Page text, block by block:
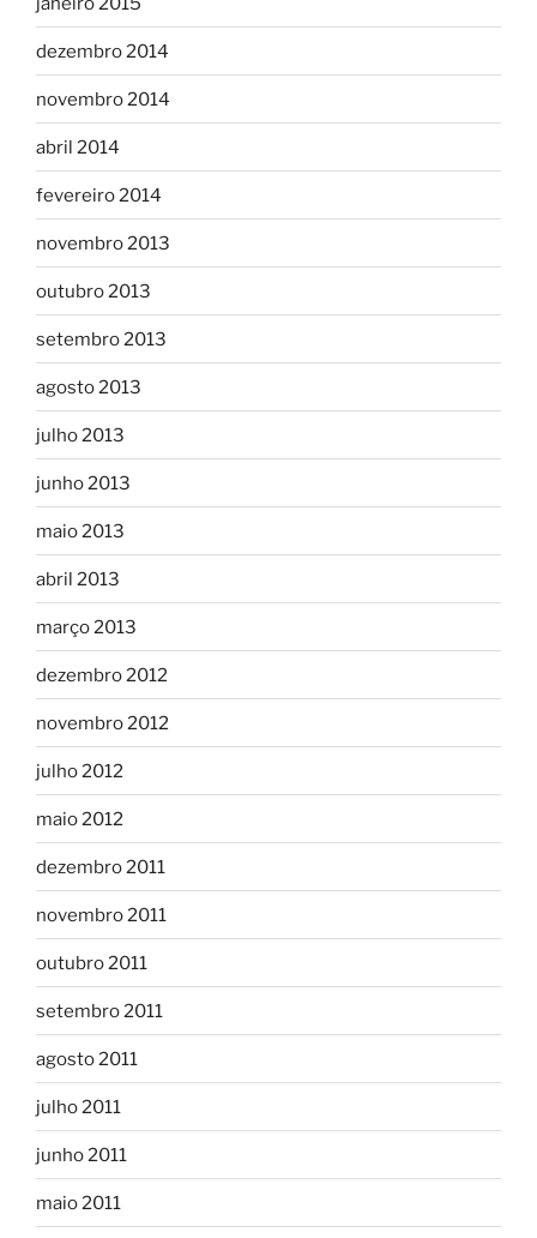
dezembro 2014
novembro 2014
abril 2014
fevereiro 2014
novembro 2013
outubro 2013
setembro 2013
agosto 2013
julho 2013
junho 2013
maio 2013
abril 2013
março 2013
dezembro 2012
novembro 2012
julho 2012
maio 2012
dezembro 2011
novembro 2011
outubro 2011
setembro 2011
agosto 2011
julho 2011
junho 2011
maio 2011